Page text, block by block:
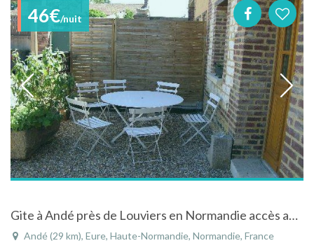
46€/nuit
Gite à Andé près de Louviers en Normandie accès au jardin commun en bord de seine
Andé (29 km), Eure, Haute-Normandie, Normandie, France